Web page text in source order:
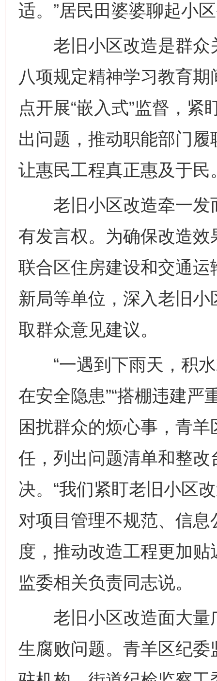
适。”居民田婆婆聊起小
老旧小区改造是群众
八项规定精神学习教育
点开展“嵌入式”监督，
出问题，推动职能部门
让惠民工程真正惠及于民
老旧小区改造牵一发
有发言权。为确保改造
联合区住房建设和交通
新局等单位，深入老旧
取群众意见建议。
“一遇到下雨天，积水
在安全隐患”“搭棚违建
困扰群众的烦心事，青
任，列出问题清单和整
决。“我们紧盯老旧小区
对项目管理不规范、信
度，推动改造工程更加
监委相关负责同志说。
老旧小区改造面大量
生腐败问题。青羊区纪委